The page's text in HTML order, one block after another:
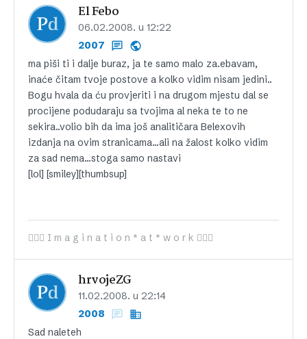
El Febo
06.02.2008. u 12:22
2007
ma piši ti i dalje buraz, ja te samo malo za.ebavam,
inaće čitam tvoje postove a kolko vidim nisam jedini..
Bogu hvala da ću provjeriti i na drugom mjestu dal se
procijene podudaraju sa tvojima al neka te to ne
sekira..volio bih da ima još analitičara Belexovih
izdanja na ovim stranicama…ali na žalost kolko vidim
za sad nema…stoga samo nastavi
[lol] [smiley][thumbsup]
 I m a g i n a t i o n * a t * w o r k 
hrvojeZG
11.02.2008. u 22:14
2008
Sad naleteh